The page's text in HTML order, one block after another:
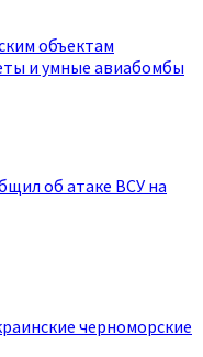
объектам
и умные авиабомбы
об атаке ВСУ на
черноморские